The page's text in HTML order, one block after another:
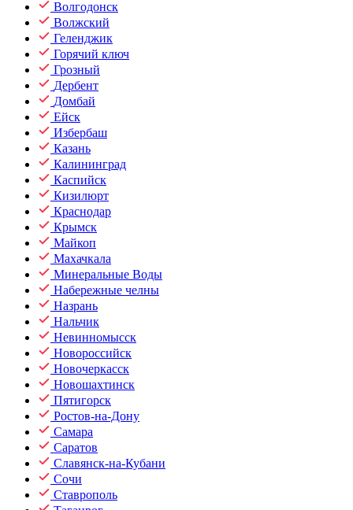
Волгодонск
Волжский
Геленджик
Горячий ключ
Грозный
Дербент
Домбай
Ейск
Избербаш
Казань
Калининград
Каспийск
Кизилюрт
Краснодар
Крымск
Майкоп
Махачкала
Минеральные Воды
Набережные челны
Назрань
Нальчик
Невинномысск
Новороссийск
Новочеркасск
Новошахтинск
Пятигорск
Ростов-на-Дону
Самара
Саратов
Славянск-на-Кубани
Сочи
Ставрополь